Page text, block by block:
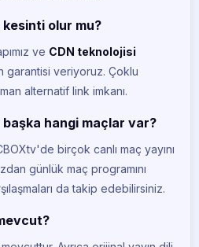
kesinti olur mu?
ve CDN teknolojisi
garantisi veriyoruz. Çoklu
alternatif link imkanı.
hangi maçlar var?
birçok canlı maç yayını
günlük maç programını
da takip edebilirsiniz.